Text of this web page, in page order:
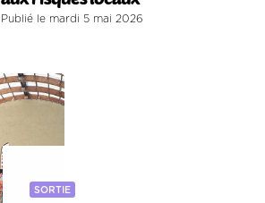
Publié le mardi 5 mai 2026
SORTIE